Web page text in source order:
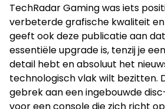
TechRadar Gaming was iets
verbeterde grafische kwaliteit
geeft ook deze publicatie aan
essentiële upgrade is, tenzij je
detail hebt en absoluut het
technologisch vlak wilt bezitten.
gebrek aan een ingebouwde
voor een console die zich richt